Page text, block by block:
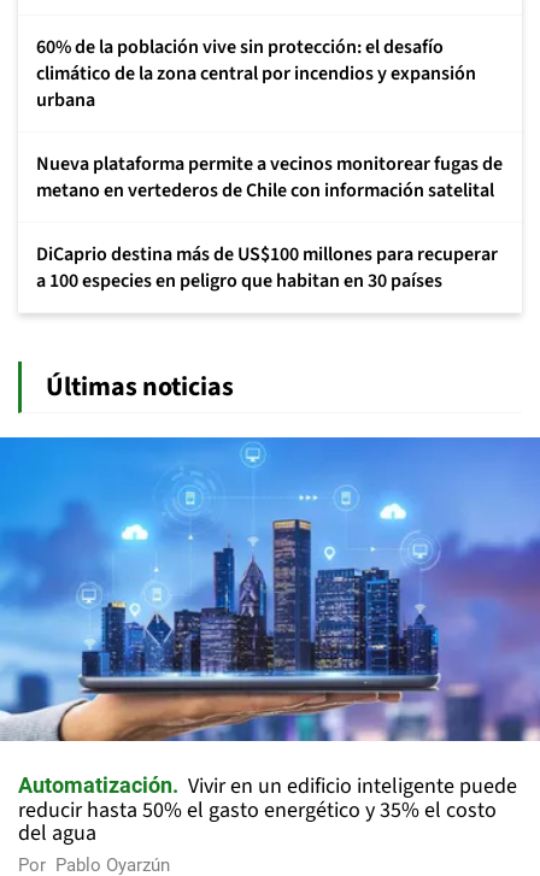
60% de la población vive sin protección: el desafío
climático de la zona central por incendios y expansión
urbana
Nueva plataforma permite a vecinos monitorear fugas de
metano en vertederos de Chile con información satelital
DiCaprio destina más de US$100 millones para recuperar
a 100 especies en peligro que habitan en 30 países
Últimas noticias
Automatización
Vivir en un edificio inteligente puede
reducir hasta 50% el gasto energético y 35% el costo
del agua
Por Pablo Oyarzún